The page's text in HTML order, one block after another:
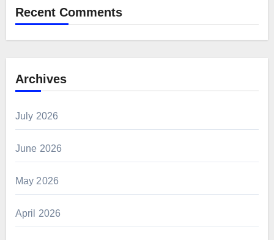
Recent Comments
Archives
July 2026
June 2026
May 2026
April 2026